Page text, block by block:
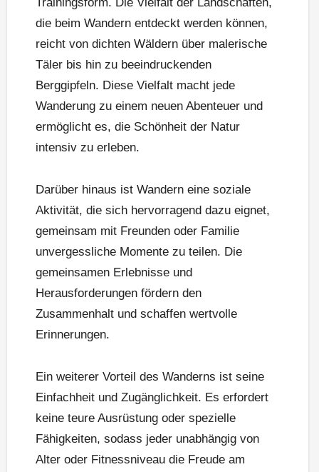
die beim Wandern entdeckt werden können,
reicht von dichten Wäldern über malerische
Täler bis hin zu beeindruckenden
Berggipfeln. Diese Vielfalt macht jede
Wanderung zu einem neuen Abenteuer und
ermöglicht es, die Schönheit der Natur
intensiv zu erleben.
Darüber hinaus ist Wandern eine soziale
Aktivität, die sich hervorragend dazu eignet,
gemeinsam mit Freunden oder Familie
unvergessliche Momente zu teilen. Die
gemeinsamen Erlebnisse und
Herausforderungen fördern den
Zusammenhalt und schaffen wertvolle
Erinnerungen.
Ein weiterer Vorteil des Wanderns ist seine
Einfachheit und Zugänglichkeit. Es erfordert
keine teure Ausrüstung oder spezielle
Fähigkeiten, sodass jeder unabhängig von
Alter oder Fitnessniveau die Freude am